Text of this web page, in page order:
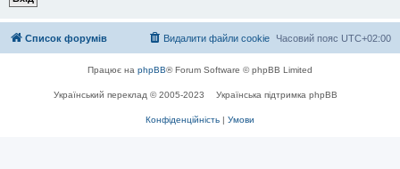
Список форумів Часовий пояс UTC+02:00
Видалити файли cookie
Працює на phpBB® Forum Software © phpBB Limited
Український переклад © 2005-2023 Українська підтримка phpBB
Конфіденційність | Умови